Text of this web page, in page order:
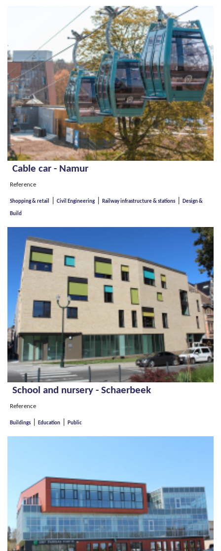
Cable car - Namur
Reference
Shopping & retail Civil Engineering Railway infrastructure & stations Design &
Build
School and nursery - Schaerbeek
Reference
Buildings Education Public